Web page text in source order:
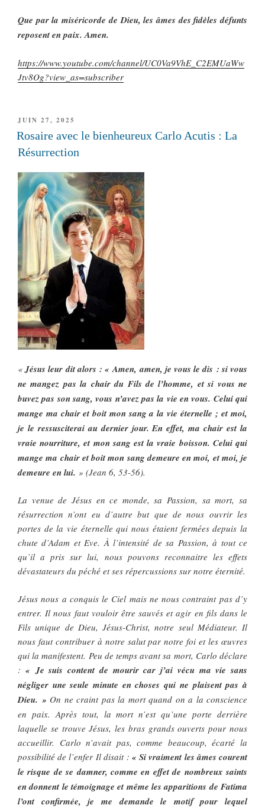
Que par la miséricorde de Dieu, les âmes des fidèles défunts
reposent en paix. Amen.
https://www.youtube.com/channel/UC0Va9VhE_C2EMUaWw
Jtv8Og?view_as=subscriber
PUBLIÉ
LE
JUIN 27, 2025
Rosaire avec le bienheureux Carlo Acutis : La
Résurrection
« Jésus leur dit alors : « Amen, amen, je vous le dis : si vous
ne mangez pas la chair du Fils de l’homme, et si vous ne
buvez pas son sang, vous n’avez pas la vie en vous. Celui qui
mange ma chair et boit mon sang a la vie éternelle ; et moi,
je le ressusciterai au dernier jour. En effet, ma chair est la
vraie nourriture, et mon sang est la vraie boisson. Celui qui
mange ma chair et boit mon sang demeure en moi, et moi, je
demeure en lui. » (Jean 6, 53-56).
La venue de Jésus en ce monde, sa Passion, sa mort, sa
résurrection n’ont eu d’autre but que de nous ouvrir les
portes de la vie éternelle qui nous étaient fermées depuis la
chute d’Adam et Eve. À l’intensité de sa Passion, à tout ce
qu’il a pris sur lui, nous pouvons reconnaitre les effets
dévastateurs du péché et ses répercussions sur notre éternité.
Jésus nous a conquis le Ciel mais ne nous contraint pas d’y
entrer. Il nous faut vouloir être sauvés et agir en fils dans le
Fils unique de Dieu, Jésus-Christ, notre seul Médiateur. Il
nous faut contribuer à notre salut par notre foi et les œuvres
qui la manifestent. Peu de temps avant sa mort, Carlo déclare
: « Je suis content de mourir car j’ai vécu ma vie sans
négliger une seule minute en choses qui ne plaisent pas à
Dieu. » On ne craint pas la mort quand on a la conscience
en paix. Après tout, la mort n’est qu’une porte derrière
laquelle se trouve Jésus, les bras grands ouverts pour nous
accueillir. Carlo n’avait pas, comme beaucoup, écarté la
possibilité de l’enfer Il disait :« Si vraiment les âmes courent
le risque de se damner, comme en effet de nombreux saints
en donnent le témoignage et même les apparitions de Fatima
l’ont confirmée, je me demande le motif pour lequel